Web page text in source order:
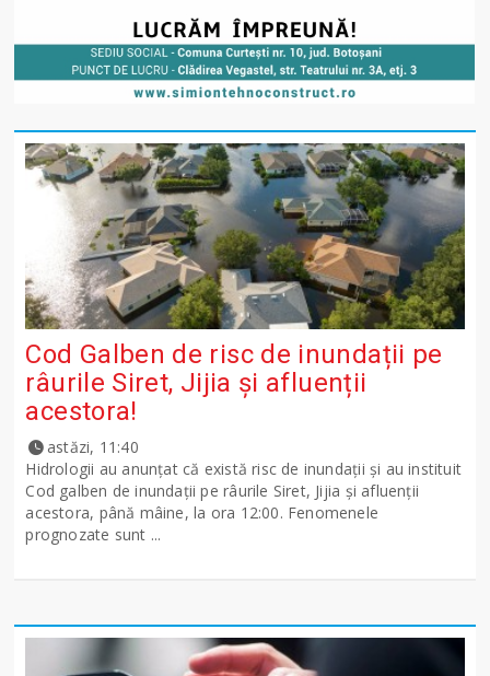
Cod Galben de risc de inundații pe
râurile Siret, Jijia și afluenții
acestora!
astăzi, 11:40
Hidrologii au anunțat că există risc de inundații și au instituit
Cod galben de inundații pe râurile Siret, Jijia și afluenții
acestora, până mâine, la ora 12:00. Fenomenele
prognozate sunt ...